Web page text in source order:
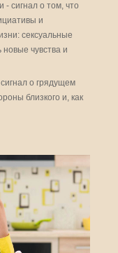
- сигнал о том, что
и
сексуальные
чувства и
о грядущем
близкого и, как